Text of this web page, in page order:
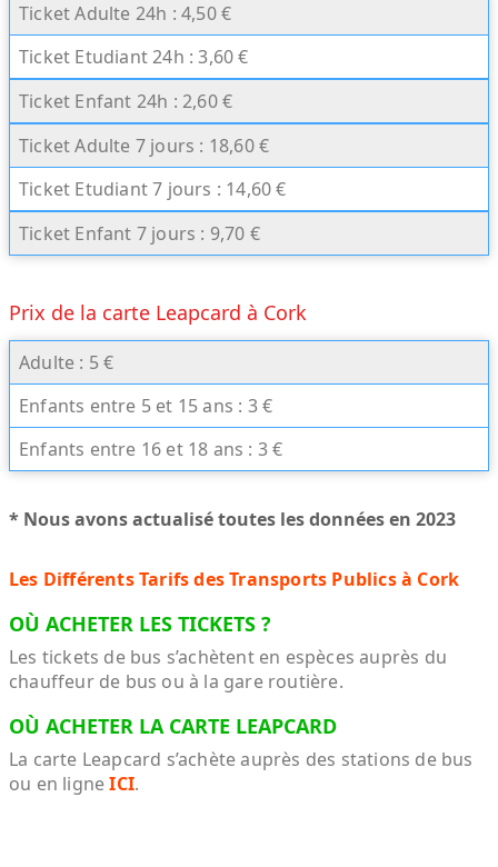
Ticket Adulte 24h : 4,50 €
Ticket Etudiant 24h : 3,60 €
Ticket Enfant 24h : 2,60 €
Ticket Adulte 7 jours : 18,60 €
Ticket Etudiant 7 jours : 14,60 €
Ticket Enfant 7 jours : 9,70 €
Prix de la carte Leapcard à Cork
Adulte : 5 €
Enfants entre 5 et 15 ans : 3 €
Enfants entre 16 et 18 ans : 3 €
* Nous avons actualisé toutes les données en 2023
Les Différents Tarifs des Transports Publics à Cork
OÙ ACHETER LES TICKETS ?
Les tickets de bus s’achètent en espèces auprès du
chauffeur de bus ou à la gare routière.
OÙ ACHETER LA CARTE LEAPCARD
La carte Leapcard s’achète auprès des stations de bus
ou en ligneICI.